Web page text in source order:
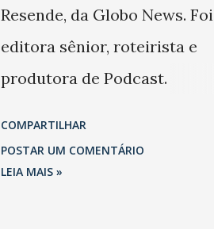
Resende, da Globo News. Foi
editora sênior, roteirista e
produtora de Podcast.
São Paulo.
COMPARTILHAR
POSTAR UM COMENTÁRIO
LEIA MAIS »